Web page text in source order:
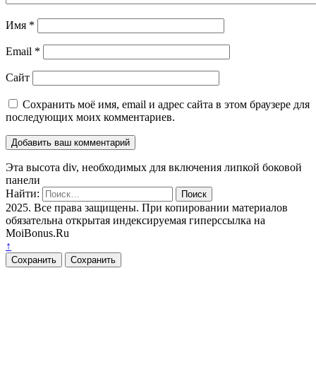
Имя *
Email *
Сайт
Сохранить моё имя, email и адрес сайта в этом браузере для
последующих моих комментариев.
Эта высота div, необходимых для включения липкой боковой
панели
Найти:
2025. Все права защищены. При копировании материалов
обязательна открытая индексируемая гиперссылка на
MoiBonus.Ru
↑